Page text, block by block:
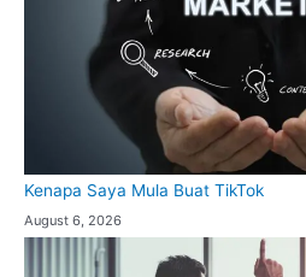
Kenapa Saya Mula Buat TikTok
August 6, 2026